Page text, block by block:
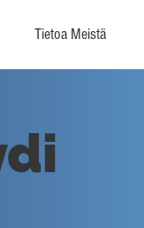
Tietoa Meistä